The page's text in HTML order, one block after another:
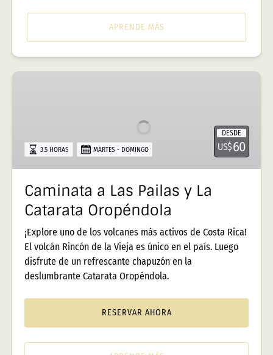
APRENDE MÁS
Catarata
DESDE
US$60
3.5 HORAS MARTES - DOMINGO
Caminata a Las Pailas y La
Catarata Oropéndola
¡Explore uno de los volcanes más activos de Costa Rica!
El volcán Rincón de la Vieja es único en el país. Luego
disfrute de un refrescante chapuzón en la
deslumbrante Catarata Oropéndola.
RESERVAR AHORA